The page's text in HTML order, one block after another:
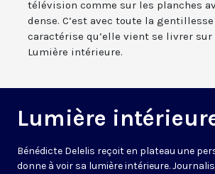
télévision comme sur les planches
dense. C’est avec toute la
caractérise qu’elle vient se livrer sur
Lumière intérieure.
Lumière
Bénédicte Delelis reçoit en plateau une
donne à voir sa lumière intérieure.